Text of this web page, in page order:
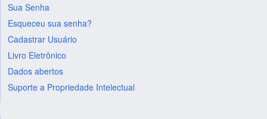
Sua Senha
Esqueceu sua senha?
Cadastrar Usuário
Livro Eletrônico
Dados abertos
Suporte a Propriedade Intelectual